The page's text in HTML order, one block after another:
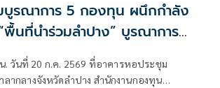
รณาการ 5 กองทุน ผนึกกำลัง
นที่นำร่วมลำปาง” บูรณาการ
ล้อม-สุขภาพ-โลกร้อน ฟื้นฟู
งเมืองสุขภาวะที่ยั่งยืน
น. วันที่ 20 ก.ค. 2569 ที่อาคารหอประชุม
ลากลางจังหวัดลำปาง สำนักงานกองทุน